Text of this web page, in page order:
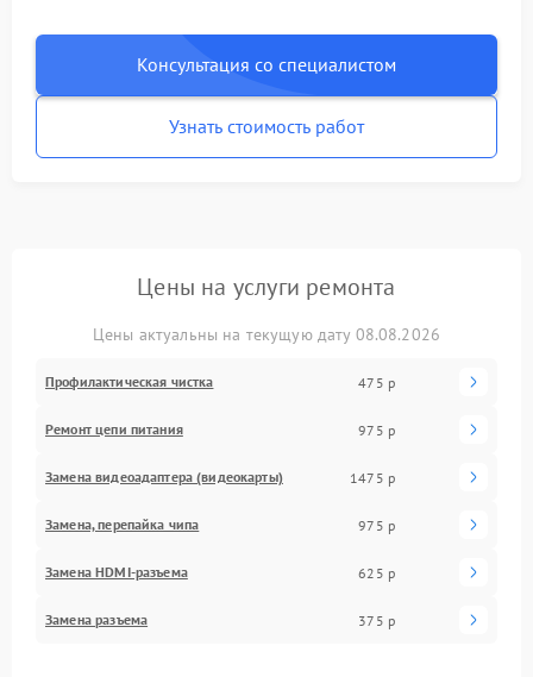
Консультация со специалистом
Узнать стоимость работ
Цены на услуги ремонта
Цены актуальны на текущую дату 08.08.2026
Профилактическая чистка 475 р
Ремонт цепи питания 975 р
Замена видеоадаптера (видеокарты) 1475 р
Замена, перепайка чипа 975 р
Замена HDMI-разъема 625 р
Замена разъема 375 р